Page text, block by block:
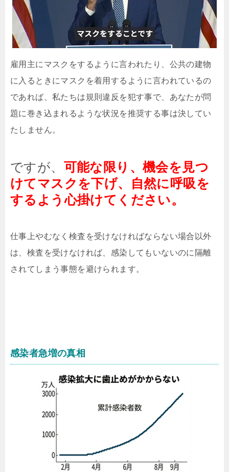
雇用主にマスクをするように言われたり、公共の建物
に入るときにマスクを着用するように言われているの
であれば、私たちは規則違反を犯す事で、あなたが問
題に巻き込まれるような状況を推奨する事は決してい
たしません。
ですが、 可能な限り、機会を見つ
けてマスクを下げ、自然に呼吸を
するよう心掛けてください。
仕事上やむなく検査を受けなければならない場合以外
は、検査を受けなければ、感染してもいないのに隔離
されてしまう事態を避けられます。
感染者急増の真相